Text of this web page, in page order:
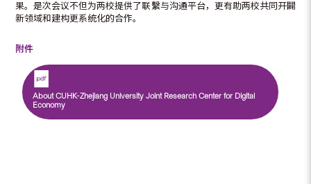
果。是次会议不但为两校提供了联繫与沟通平台，更有助两校共同开闢
新领域和建构更系统化的合作。
附件
About CUHK-Zhejiang University Joint Research Center for Digital
Economy